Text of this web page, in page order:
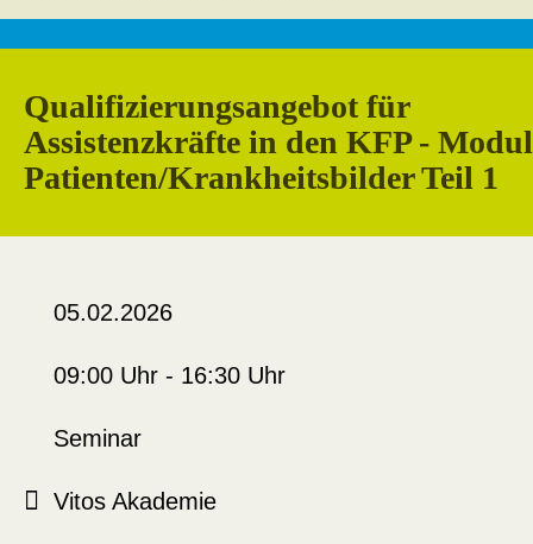
Qualifizierungsangebot für
Assistenzkräfte in den KFP -
Patienten/Krankheitsbilder Teil 1
05.02.2026
09:00 Uhr - 16:30 Uhr
Seminar
Vitos Akademie